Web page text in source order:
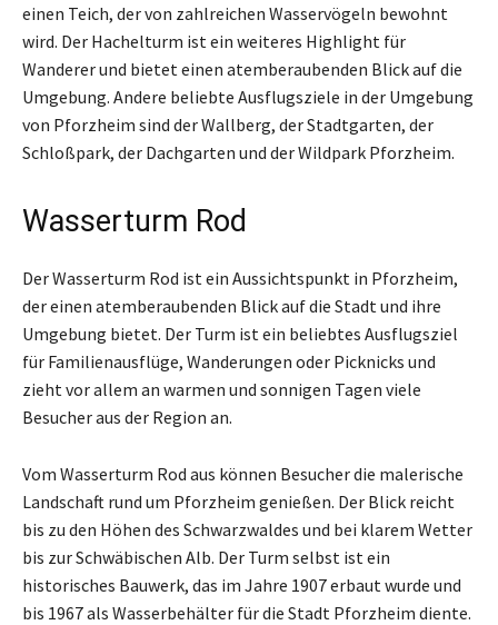
einen Teich, der von zahlreichen Wasservögeln bewohnt
wird. Der Hachelturm ist ein weiteres Highlight für
Wanderer und bietet einen atemberaubenden Blick auf die
Umgebung. Andere beliebte Ausflugsziele in der Umgebung
von Pforzheim sind der Wallberg, der Stadtgarten, der
Schloßpark, der Dachgarten und der Wildpark Pforzheim.
Wasserturm Rod
Der Wasserturm Rod ist ein Aussichtspunkt in Pforzheim,
der einen atemberaubenden Blick auf die Stadt und ihre
Umgebung bietet. Der Turm ist ein beliebtes Ausflugsziel
für Familienausflüge, Wanderungen oder Picknicks und
zieht vor allem an warmen und sonnigen Tagen viele
Besucher aus der Region an.
Vom Wasserturm Rod aus können Besucher die malerische
Landschaft rund um Pforzheim genießen. Der Blick reicht
bis zu den Höhen des Schwarzwaldes und bei klarem Wetter
bis zur Schwäbischen Alb. Der Turm selbst ist ein
historisches Bauwerk, das im Jahre 1907 erbaut wurde und
bis 1967 als Wasserbehälter für die Stadt Pforzheim diente.